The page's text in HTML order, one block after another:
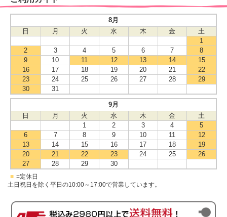
8月
日
月 火 水 木 金
土
1
2
3 4 5 6 7
8
9
10 11 12 13 14
15
16
17 18 19 20 21
22
23
24 25 26 27 28
29
30
31
9月
日
月 火 水 木 金
土
1
2 3 4
5
6
7 8 9 10 11
12
13
14 15 16 17 18
19
20
21 22 23 24 25
26
27
28 29 30
■ =定休日
土日祝日を除く平日の10:00～17:00で営業しています。